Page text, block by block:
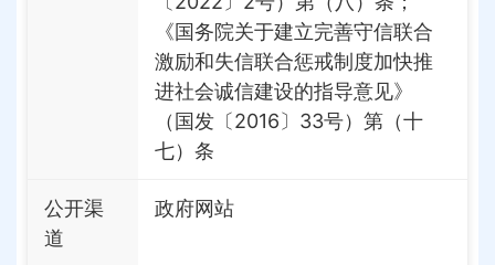
《国务院关于建立完善守信联合
激励和失信联合惩戒制度加快推
进社会诚信建设的指导意见》
（国发〔2016〕33号）第（十
七）条
公开渠
道
政府网站